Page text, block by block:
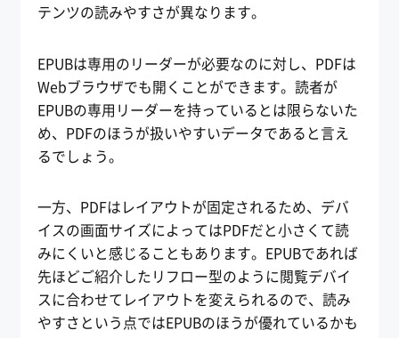
テンツの読みやすさが異なります。
EPUBは専用のリーダーが必要なのに対し、PDFは
Webブラウザでも開くことができます。読者が
EPUBの専用リーダーを持っているとは限らないた
め、PDFのほうが扱いやすいデータであると言え
るでしょう。
一方、PDFはレイアウトが固定されるため、デバ
イスの画面サイズによってはPDFだと小さくて読
みにくいと感じることもあります。EPUBであれば
先ほどご紹介したリフロー型のように閲覧デバイ
スに合わせてレイアウトを変えられるので、読み
やすさという点ではEPUBのほうが優れているかも